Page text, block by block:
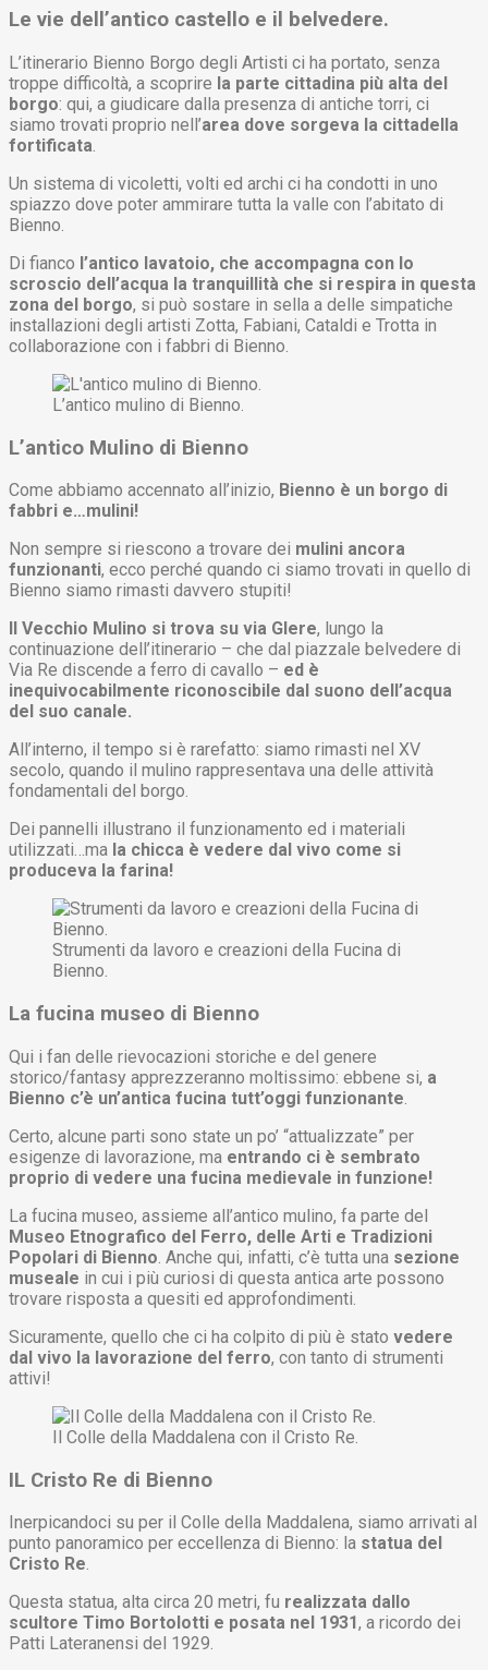
Le vie dell’antico castello e il belvedere.
L’itinerario Bienno Borgo degli Artisti ci ha portato, senza
troppe difficoltà, a scoprire la parte cittadina più alta del
borgo: qui, a giudicare dalla presenza di antiche torri, ci
siamo trovati proprio nell’area dove sorgeva la cittadella
fortificata.
Un sistema di vicoletti, volti ed archi ci ha condotti in uno
spiazzo dove poter ammirare tutta la valle con l’abitato di
Bienno.
Di fianco l’antico lavatoio, che accompagna con lo
scroscio dell’acqua la tranquillità che si respira in questa
zona del borgo, si può sostare in sella a delle simpatiche
installazioni degli artisti Zotta, Fabiani, Cataldi e Trotta in
collaborazione con i fabbri di Bienno.
L’antico mulino di Bienno.
L’antico Mulino di Bienno
Come abbiamo accennato all’inizio, Bienno è un borgo di
fabbri e…mulini!
Non sempre si riescono a trovare dei mulini ancora
funzionanti, ecco perché quando ci siamo trovati in quello di
Bienno siamo rimasti davvero stupiti!
Il Vecchio Mulino si trova su via Glere, lungo la
continuazione dell’itinerario – che dal piazzale belvedere di
Via Re discende a ferro di cavallo – ed è
inequivocabilmente riconoscibile dal suono dell’acqua
del suo canale.
All’interno, il tempo si è rarefatto: siamo rimasti nel XV
secolo, quando il mulino rappresentava una delle attività
fondamentali del borgo.
Dei pannelli illustrano il funzionamento ed i materiali
utilizzati…ma la chicca è vedere dal vivo come si
produceva la farina!
Strumenti da lavoro e creazioni della Fucina di
Bienno.
La fucina museo di Bienno
Qui i fan delle rievocazioni storiche e del genere
storico/fantasy apprezzeranno moltissimo: ebbene si, a
Bienno c’è un’antica fucina tutt’oggi funzionante.
Certo, alcune parti sono state un po’ “attualizzate” per
esigenze di lavorazione, ma entrando ci è sembrato
proprio di vedere una fucina medievale in funzione!
La fucina museo, assieme all’antico mulino, fa parte del
Museo Etnografico del Ferro, delle Arti e Tradizioni
Popolari di Bienno. Anche qui, infatti, c’è tutta una sezione
museale in cui i più curiosi di questa antica arte possono
trovare risposta a quesiti ed approfondimenti.
Sicuramente, quello che ci ha colpito di più è stato vedere
dal vivo la lavorazione del ferro, con tanto di strumenti
attivi!
Il Colle della Maddalena con il Cristo Re.
IL Cristo Re di Bienno
Inerpicandoci su per il Colle della Maddalena, siamo arrivati al
punto panoramico per eccellenza di Bienno: la statua del
Cristo Re.
Questa statua, alta circa 20 metri, fu realizzata dallo
scultore Timo Bortolotti e posata nel 1931, a ricordo dei
Patti Lateranensi del 1929.